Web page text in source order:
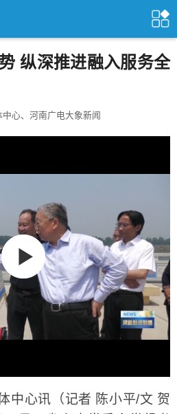
纵深推进融入服务全
心、河南广电大象新闻
心讯（记者 陈小平/文 贺